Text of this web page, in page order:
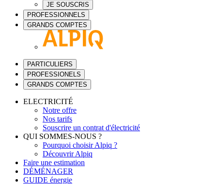
JE SOUSCRIS
PROFESSIONNELS
GRANDS COMPTES
PARTICULIERS
PROFESSIONELS
GRANDS COMPTES
ELECTRICITÉ
Notre offre
Nos tarifs
Souscrire un contrat d'électricité
QUI SOMMES-NOUS ?
Pourquoi choisir Alpiq ?
Découvrir Alpiq
Faire une estimation
DÉMÉNAGER
GUIDE énergie